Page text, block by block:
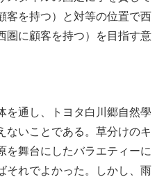
客を持つ）と対等の位置で西
圏に顧客を持つ）を目指す意
通し、トヨタ白川郷自然學
ないことである。草分けのキ
を舞台にしたバラエティーに
それでよかった。しかし、雨